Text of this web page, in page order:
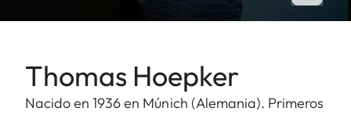
Thomas Hoepker
Nacido en 1936 en Múnich (Alemania). Primeros